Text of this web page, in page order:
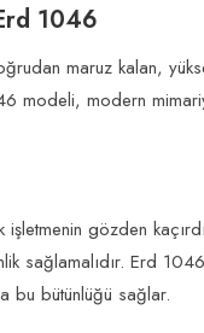
1046
maruz kalan,
modeli, modern
gözden
sağlamalıdır. Erd
bu bütünlüğü sağlar.